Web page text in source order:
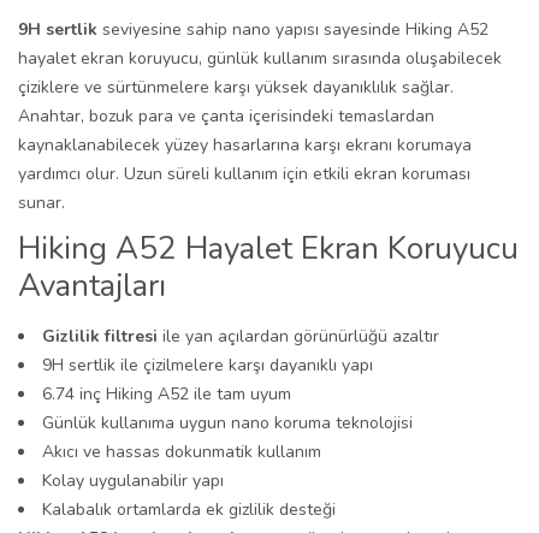
9H sertlik seviyesine sahip nano yapısı sayesinde Hiking A52
hayalet ekran koruyucu, günlük kullanım sırasında oluşabilecek
çiziklere ve sürtünmelere karşı yüksek dayanıklılık sağlar.
Anahtar, bozuk para ve çanta içerisindeki temaslardan
kaynaklanabilecek yüzey hasarlarına karşı ekranı korumaya
yardımcı olur. Uzun süreli kullanım için etkili ekran koruması
sunar.
Hiking A52 Hayalet Ekran Koruyucu
Avantajları
Gizlilik filtresi ile yan açılardan görünürlüğü azaltır
9H sertlik ile çizilmelere karşı dayanıklı yapı
6.74 inç Hiking A52 ile tam uyum
Günlük kullanıma uygun nano koruma teknolojisi
Akıcı ve hassas dokunmatik kullanım
Kolay uygulanabilir yapı
Kalabalık ortamlarda ek gizlilik desteği